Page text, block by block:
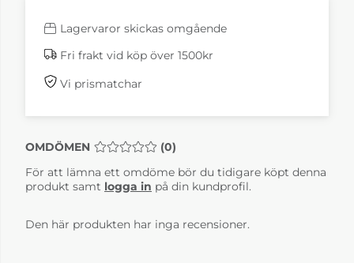
Lagervaror skickas omgående
Fri frakt vid köp över 1500kr
Vi prismatchar
OMDÖMEN MEDELBETYG 0 AV 5 ANTAL BETYG 0
(0)
För att lämna ett omdöme bör du tidigare köpt denna
produkt samt logga in på din kundprofil.
Den här produkten har inga recensioner.